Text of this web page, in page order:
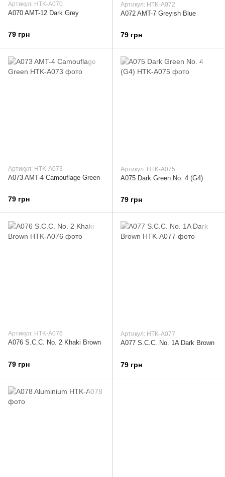
Артикул: HTK-A070
A070 AMT-12 Dark Grey
79 грн
Артикул: HTK-A072
A072 AMT-7 Greyish Blue
79 грн
Артикул: HTK-A073
A073 AMT-4 Camouflage Green
79 грн
Артикул: HTK-A075
A075 Dark Green No. 4 (G4)
79 грн
Артикул: HTK-A076
A076 S.C.C. No. 2 Khaki Brown
79 грн
Артикул: HTK-A077
A077 S.C.C. No. 1A Dark Brown
79 грн